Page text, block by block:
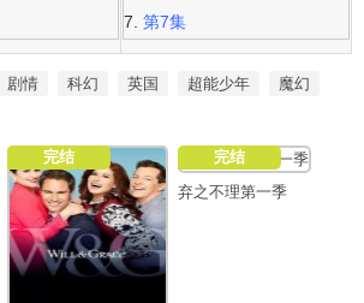
第7集
剧情 科幻 英国 超能少年 魔幻
完结
完结
弃之不理第一季